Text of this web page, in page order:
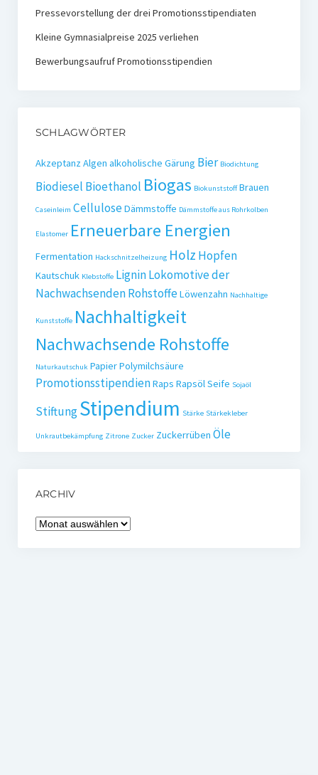
Pressevorstellung der drei Promotionsstipendiaten
Kleine Gymnasialpreise 2025 verliehen
Bewerbungsaufruf Promotionsstipendien
SCHLAGWÖRTER
Akzeptanz Algen alkoholische Gärung Bier Biodichtung
Biodiesel Bioethanol Biogas Biokunststoff Brauen
Caseinleim CelluloseDämmstoffe Dämmstoffe aus Rohrkolben
Elastomer Erneuerbare Energien
Fermentation Hackschnitzelheizung Holz Hopfen
Kautschuk Klebstoffe LigninLokomotive der
Nachwachsenden RohstoffeLöwenzahn Nachhaltige
Kunststoffe Nachhaltigkeit
Nachwachsende Rohstoffe
Naturkautschuk PapierPolymilchsäure
PromotionsstipendienRaps RapsölSeife Sojaöl
StiftungStipendium Stärke Stärkekleber
Unkrautbekämpfung Zitrone Zucker Zuckerrüben Öle
ARCHIV
Archiv